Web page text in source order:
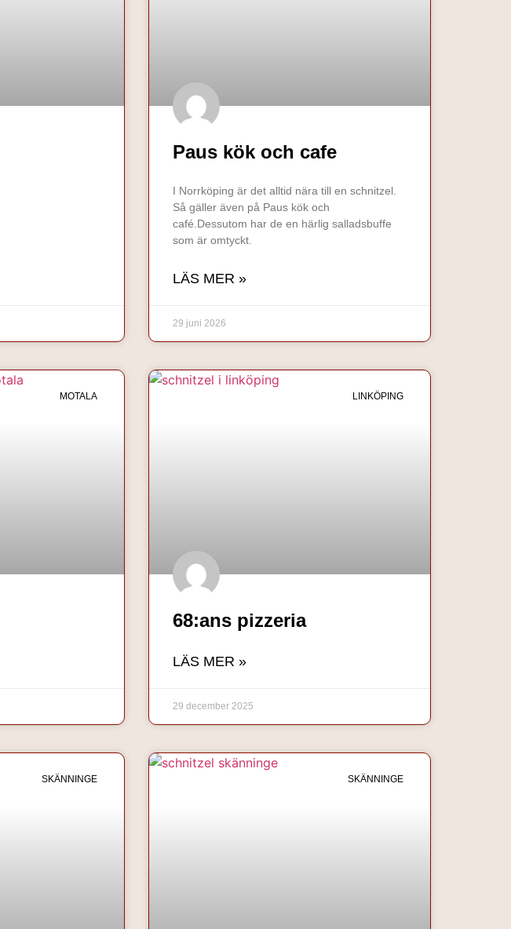
Paus kök och cafe
I Norrköping är det alltid nära till en schnitzel.
Så gäller även på Paus kök och
café.Dessutom har de en härlig salladsbuffe
som är omtyckt.
LÄS MER »
29 juni 2026
MOTALA LINKÖPING
68:ans pizzeria
LÄS MER »
29 december 2025
SKÄNNINGE SKÄNNINGE